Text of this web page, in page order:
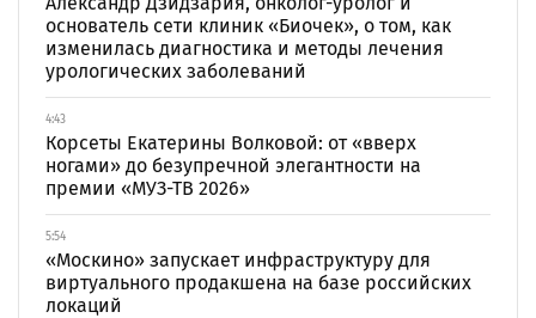
основатель сети клиник «Биочек», о том, как
изменилась диагностика и методы лечения
урологических заболеваний
4:43
Корсеты Екатерины Волковой: от «вверх
ногами» до безупречной элегантности на
премии «МУЗ-ТВ 2026»
5:54
«Москино» запускает инфраструктуру для
виртуального продакшена на базе российских
локаций